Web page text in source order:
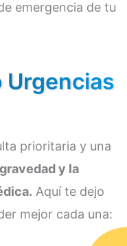
emergencia de tu
Urgencias
prioritaria y una
y la
Aquí te dejo
mejor cada una: